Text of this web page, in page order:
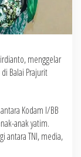
menggelar
Balai Prajurit
Kodam I/BB
anak yatim.
antara TNI, media,